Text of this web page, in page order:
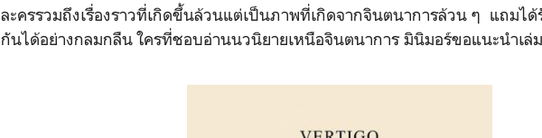
ละครรวมถึงเรื่องราวที่เกิดขึ้นล้วนแต่เป็นภาพที่เกิดจากจินตนาการล้วน ๆ แถมได้
กันได้อย่างกลมกลืน ใครที่ชอบอ่านนวนิยายเหนือจินตนาการ มินิมอร์ขอแนะนำเล่